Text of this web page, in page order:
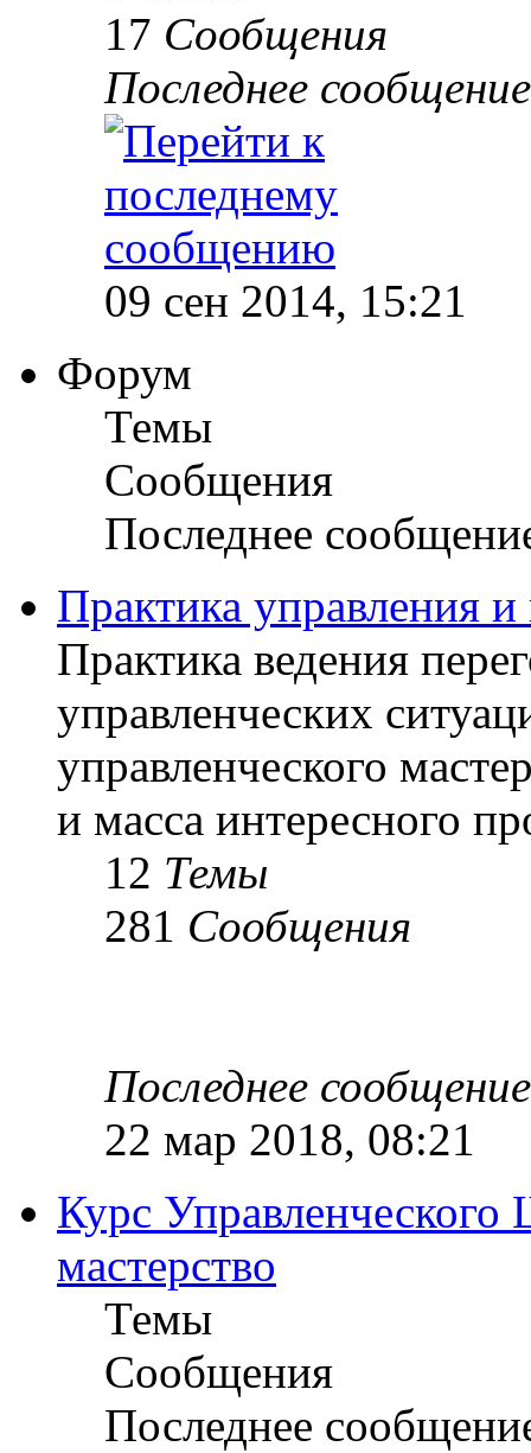
17 Сообщения
Последнее сообщение
09 сен 2014, 15:21
Форум
Темы
Сообщения
Последнее
Практика управления и
Практика ведения
управленческих
управленческого
и масса интересного
12 Темы
281 Сообщения
Последнее сообщение
22 мар 2018, 08:21
Курс
мастерство
Темы
Сообщения
Последнее